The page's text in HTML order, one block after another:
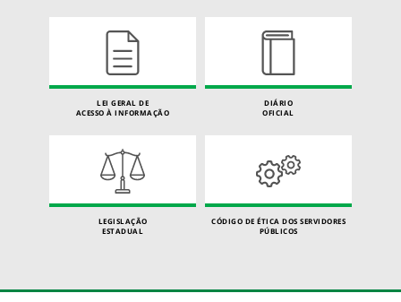
LEI GERAL DE
ACESSO À INFORMAÇÃO
DIÁRIO
OFICIAL
LEGISLAÇÃO
ESTADUAL
CÓDIGO DE ÉTICA DOS SERVIDORES
PÚBLICOS